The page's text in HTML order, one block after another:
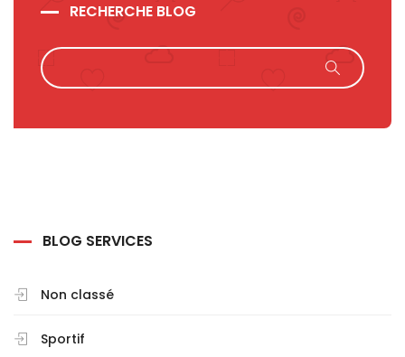
RECHERCHE BLOG
BLOG SERVICES
Non classé
Sportif